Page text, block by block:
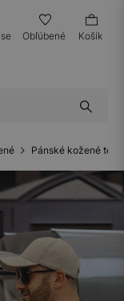
Obľúbené Košík
Pánské kožené